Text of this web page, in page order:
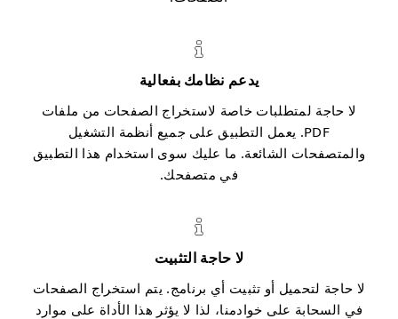
يدعم نظامك بفعالية
لا حاجة لمتطلبات خاصة لاستخراج الصفحات من ملفات
PDF. يعمل التطبيق على جميع أنظمة التشغيل
والمتصفحات الشائعة. ما عليك سوى استخدام هذا التطبيق
في متصفحك.
لا حاجة التثبيت
لا حاجة لتحميل أو تثبيت أي برنامج. يتم استخراج الصفحات
في السحابة على خوادمنا، لذا لا يؤثر هذا الأداة على موارد